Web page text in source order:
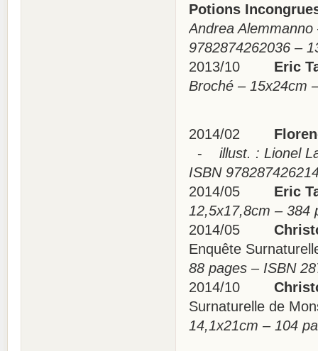
Potions
Andrea
9782874262036 –
2013/10
Eric
Broché – 15x24cm
2014/02
- illust. : Lionel
ISBN
2014/05
Eric
12,5x17,8cm –
2014/05
Enquête
88 pages – ISBN
2014/10
Surnaturelle de
14,1x21cm – 104